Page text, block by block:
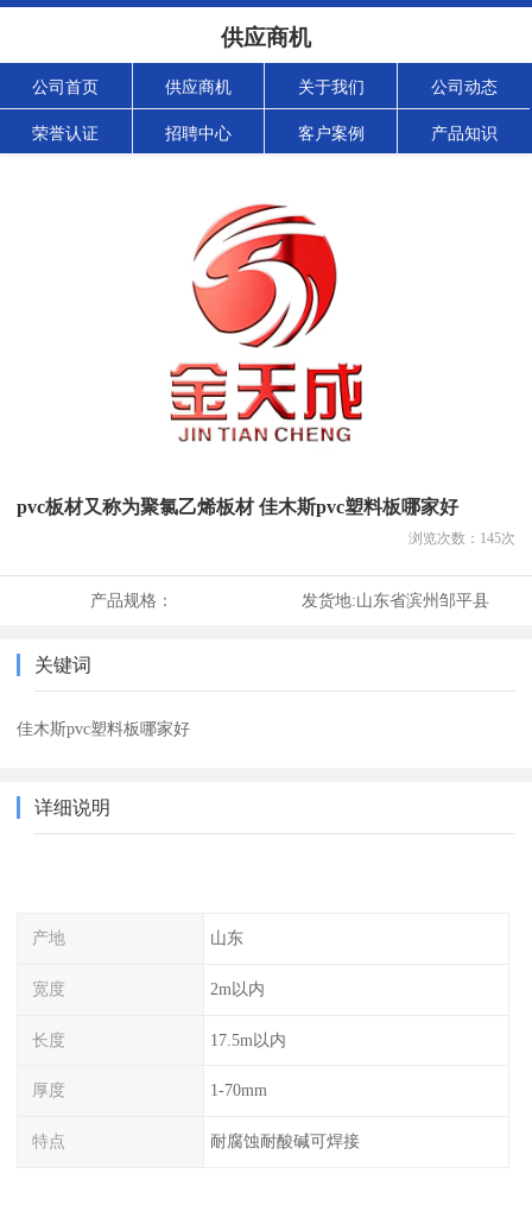
供应商机
公司首页 供应商机 关于我们 公司动态
荣誉认证 招聘中心 客户案例 产品知识
pvc板材又称为聚氯乙烯板材 佳木斯pvc塑料板哪家好
浏览次数： 145次
产品规格： 发货地:山东省滨州邹平县
关键词
佳木斯pvc塑料板哪家好
详细说明
产地 山东
宽度 2m以内
长度 17.5m以内
厚度 1-70mm
特点 耐腐蚀耐酸碱可焊接